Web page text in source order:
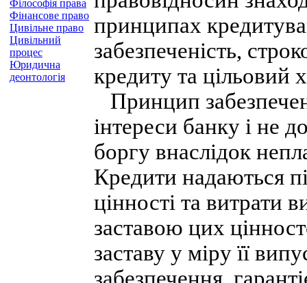
Філософія права
Фінансове право
Цивільне право
Цивільний
процес
Юридична
деонтологія
принципах
забезпеченість,
кредиту та цільовий
Принцип
інтереси банку і не
боргу внаслідок
Кредити надаються
цінності та витрати
заставою цих
заставу у міру її